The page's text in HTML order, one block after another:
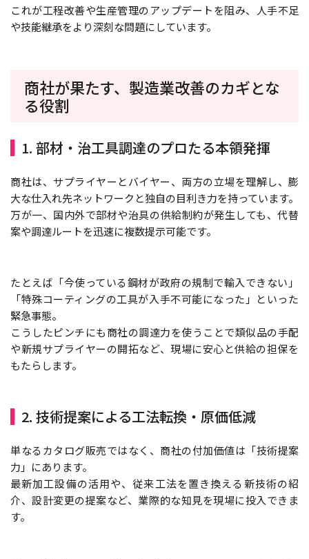
これが工程改善や生産管理のアップデートを阻み、人手不足
や技能継承をより深刻な問題にしています。
商社が果たす、製造業改善のカギとな
る役割
1. 部材・治工具調達のプロたる本領発揮
商社は、サプライヤーとバイヤー、両方の立場を理解し、膨
大な仕入れ先ネットワークと独自の目利き力を持っています。
万が一、国内外で部材や治具の供給制約が発生しても、代替
案や調達ルートを迅速に複数提示可能です。
たとえば「今使っている鋼材が政府の規制で輸入できない」
「特殊コーティングの工具が入手不可能になった」といった
緊急事態。
こうしたピンチにも商社の調達力を使うことで類似品の手配
や新規サプライヤーの開拓など、現場に安心と供給の担保を
もたらします。
2. 技術提案による工法転換・原価低減
単なるカタログ販売ではなく、商社の付加価値は「技術提案
力」にあります。
最新加工設備の活用や、従来工法を置き換える新技術の紹
介、設計変更の提案など、業際的な知見を現場に投入できま
す。